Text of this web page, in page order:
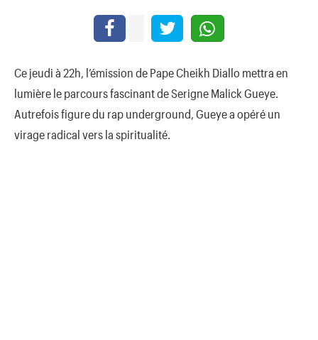
Ce jeudi à 22h, l’émission de Pape Cheikh Diallo mettra en
lumière le parcours fascinant de Serigne Malick Gueye.
Autrefois figure du rap underground, Gueye a opéré un
virage radical vers la spiritualité.